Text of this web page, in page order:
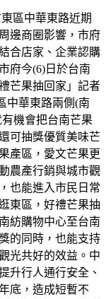
區中華東路近期
邊商圈影響，市府
合店家、企業認購
府今(6)日於台南
芒果抽回家」記者
中華東路兩側(南
機會把台南芒果
可抽獎優質美味芒
產區，愛文芒果更
農產行銷與城市觀
也能進入市民日常
東區，好禮芒果抽
紡購物中心至台南
的同時，也能支持
光共好的效益。中
升行人通行安全、
底，造成短暫不